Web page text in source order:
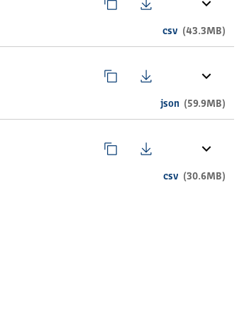
csv (43.3MB)
json (59.9MB)
csv (30.6MB)